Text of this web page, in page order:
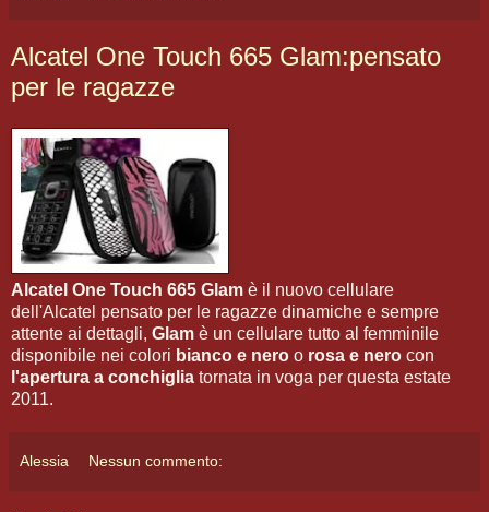
Alcatel One Touch 665 Glam:pensato
per le ragazze
Alcatel One Touch 665 Glam è il nuovo cellulare
dell'Alcatel pensato per le ragazze dinamiche e sempre
attente ai dettagli, Glam è un cellulare tutto al femminile
disponibile nei colori bianco e nero o rosa e nero con
l'apertura a conchiglia tornata in voga per questa estate
2011.
Alessia Nessun commento: